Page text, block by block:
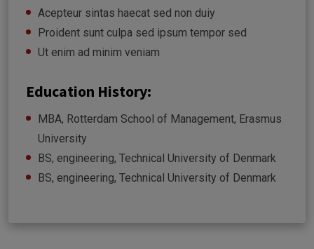
Acepteur sintas haecat sed non duiy
Proident sunt culpa sed ipsum tempor sed
Ut enim ad minim veniam
Education History:
MBA, Rotterdam School of Management, Erasmus
University
BS, engineering, Technical University of Denmark
BS, engineering, Technical University of Denmark